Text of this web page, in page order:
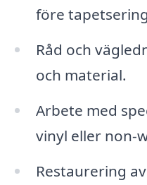
före
Råd och
och material.
Arbete med
vinyl eller non-
Restaurering